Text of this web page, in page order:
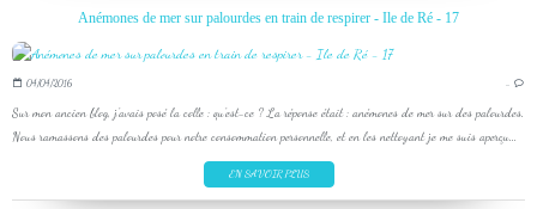
Anémones de mer sur palourdes en train de respirer - Ile de Ré - 17
04/04/2016 …
Sur mon ancien blog, j'avais posé la colle : qu'est-ce ? La réponse était : anémones de mer sur des palourdes.
Nous ramassons des palourdes pour notre consommation personnelle, et en les nettoyant je me suis aperçu...
EN SAVOIR PLUS